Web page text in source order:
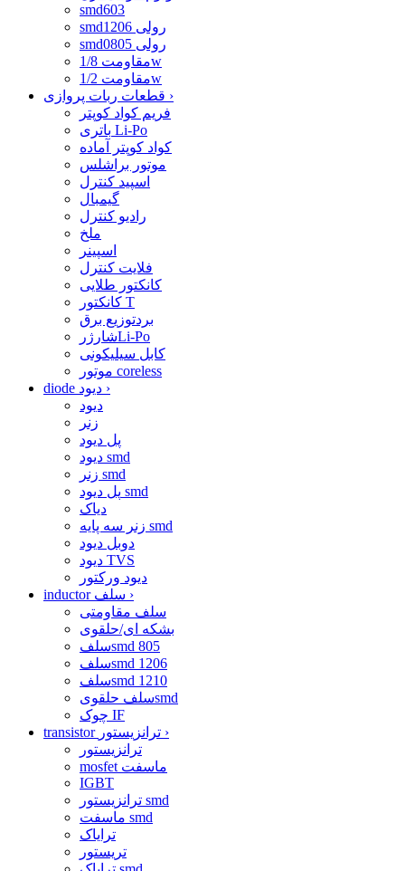
smd603
smd1206 رولی
smd0805 رولی
مقاومت 1/8w
مقاومت 1/2w
›
فریم کواد کوپتر
باتری Li-Po
کواد کوپتر آماده
موتور براشلس
اسپید کنترل
گیمبال
رادیو کنترل
ملخ
اسپینر
فلایت کنترل
کانکتور طلایی
کانکتور T
بردتوزیع برق
شارژرLi-Po
کابل سیلیکونی
موتور coreless
›
دیود
زنر
پل دیود
دیود smd
زنر smd
پل دیود smd
دیاک
زنر سه پایه smd
دوبل دیود
دیود TVS
دیود ورکتور
›
سلف مقاومتی
بشکه ای/حلقوی
سلفsmd 805
سلفsmd 1206
سلفsmd 1210
سلف حلقویsmd
چوک IF
›
ترانزیستور
mosfet ماسفت
IGBT
ترانزیستور smd
ماسفت smd
ترایاک
تریستور